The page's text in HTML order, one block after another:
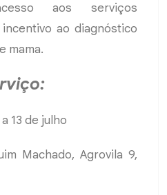
aos serviços
ao diagnóstico
mama.
13 de julho
Machado, Agrovila 9,